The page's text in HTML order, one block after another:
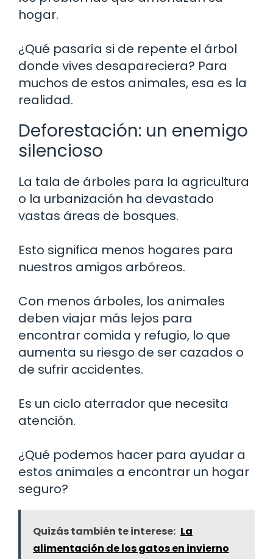
hogar.
¿Qué pasaría si de repente el árbol
donde vives desapareciera? Para
muchos de estos animales, esa es la
realidad.
Deforestación: un enemigo
silencioso
La tala de árboles para la agricultura
o la urbanización ha devastado
vastas áreas de bosques.
Esto significa menos hogares para
nuestros amigos arbóreos.
Con menos árboles, los animales
deben viajar más lejos para
encontrar comida y refugio, lo que
aumenta su riesgo de ser cazados o
de sufrir accidentes.
Es un ciclo aterrador que necesita
atención.
¿Qué podemos hacer para ayudar a
estos animales a encontrar un hogar
seguro?
Quizás también te interese: La
alimentación de los gatos en invierno